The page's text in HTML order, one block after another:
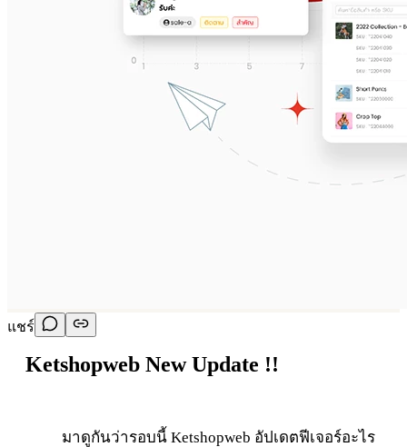
แชร์
Ketshopweb New Update !!
มาดูกันว่ารอบนี้ Ketshopweb อัปเดตฟีเจอร์อะไร